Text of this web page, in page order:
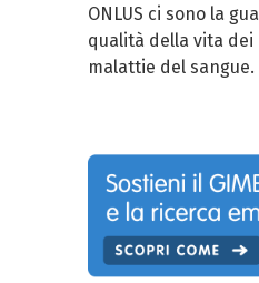
ONLUS ci sono la
qualità della vita
malattie del sangue.